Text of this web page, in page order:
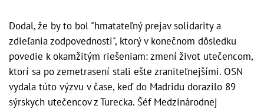
Dodal, že by to bol "hmatateľný prejav solidarity a
zdieľania zodpovednosti", ktorý v konečnom dôsledku
povedie k okamžitým riešeniam: zmení život utečencom,
ktorí sa po zemetrasení stali ešte zraniteľnejšími. OSN
vydala túto výzvu v čase, keď do Madridu dorazilo 89
sýrskych utečencov z Turecka. Šéf Medzinárodnej